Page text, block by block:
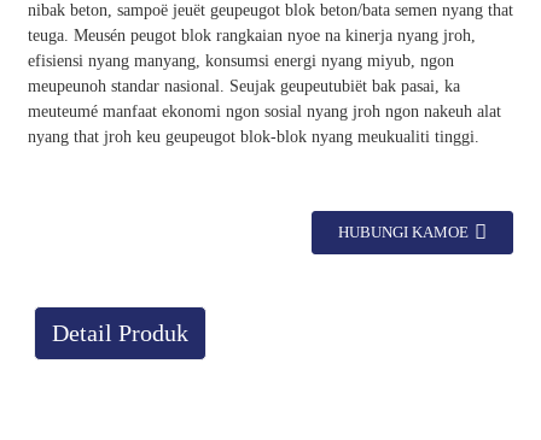
nibak beton, sampoë jeuët geupeugot blok beton/bata semen nyang that
teuga. Meusén peugot blok rangkaian nyoe na kinerja nyang jroh,
efisiensi nyang manyang, konsumsi energi nyang miyub, ngon
meupeunoh standar nasional. Seujak geupeutubiët bak pasai, ka
meuteumé manfaat ekonomi ngon sosial nyang jroh ngon nakeuh alat
nyang that jroh keu geupeugot blok-blok nyang meukualiti tinggi.
HUBUNGI KAMOE
Detail Produk